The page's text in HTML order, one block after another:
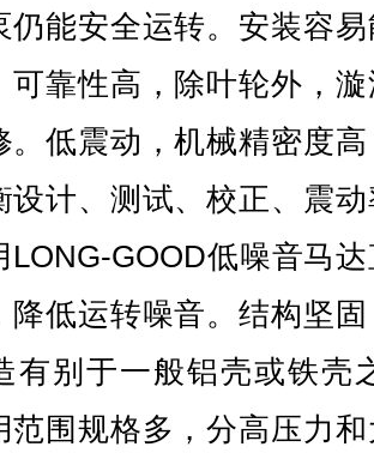
仍能安全运转。安装容
可靠性高，除叶轮外，
。低震动，机械精密度
设计、测试、校正、震
LONG-GOOD低噪音马
降低运转噪音。结构坚
有别于一般铝壳或铁壳
范围规格多，分高压力